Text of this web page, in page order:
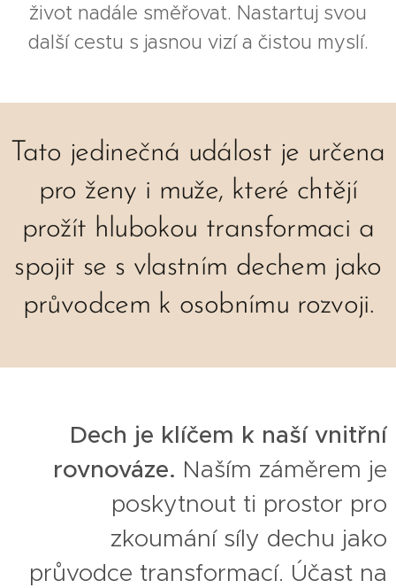
život nadále směřovat. Nastartuj svou
další cestu s jasnou vizí a čistou myslí.
Tato jedinečná událost je určena
pro ženy i muže, které chtějí
prožít hlubokou transformaci a
spojit se s vlastním dechem jako
průvodcem k osobnímu rozvoji.
Dech je klíčem k naší vnitřní
rovnováze. Naším záměrem je
poskytnout ti prostor pro
zkoumání síly dechu jako
průvodce transformací. Účast na